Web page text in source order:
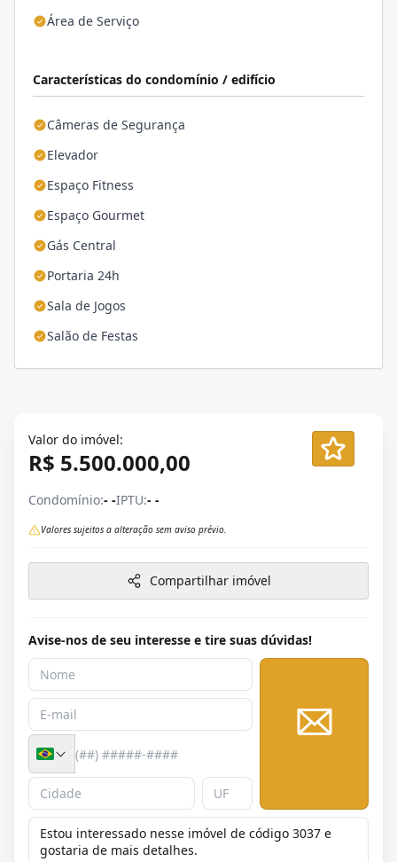
Área de Serviço
Características do condomínio / edifício
Câmeras de Segurança
Elevador
Espaço Fitness
Espaço Gourmet
Gás Central
Portaria 24h
Sala de Jogos
Salão de Festas
Valor do imóvel:
R$ 5.500.000,00
Condomínio:- -IPTU:- -
Valores sujeitos a alteração sem aviso prévio.
Compartilhar imóvel
Avise-nos de seu interesse e tire suas dúvidas!